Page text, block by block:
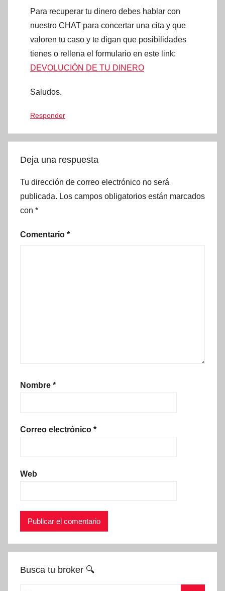
Para recuperar tu dinero debes hablar con
nuestro CHAT para concertar una cita y que
valoren tu caso y te digan que posibilidades
tienes o rellena el formulario en este link:
DEVOLUCIÓN DE TU DINERO
Saludos.
Responder
Deja una respuesta
Tu dirección de correo electrónico no será
publicada. Los campos obligatorios están marcados
con *
Comentario *
Nombre *
Correo electrónico *
Web
Busca tu broker 🔍